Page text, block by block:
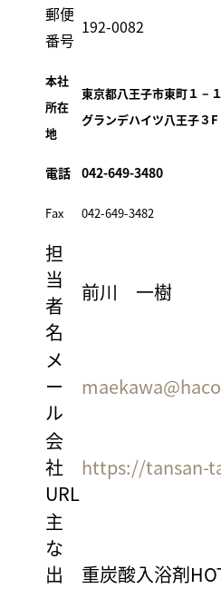
郵便
番号
192-0082
本社
所在
地
東京都八王子市東町１－
グランデハイツ八王子３F
電話 042-649-3480
Fax 042-649-3482
担
当
者
名
前川 一樹
メ
ー
ル
会
社
URL
https://tansan-
主
な
出
重炭酸入浴剤